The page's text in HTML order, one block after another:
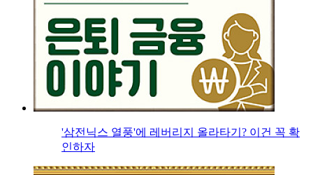
'삼전닉스 열풍'에 레버리지 올라타기? 이건 꼭 확
인하자